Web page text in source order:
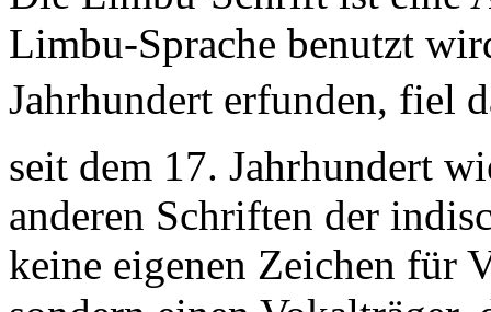
Limbu-Sprache benutzt
Jahrhundert erfunden, fiel
seit dem 17. Jahrhundert
anderen Schriften der
keine eigenen Zeichen für